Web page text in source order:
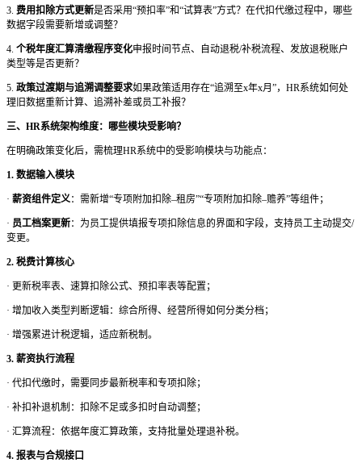
3. 费用扣除方式更新是否采用“预扣率”和“试算表”方式？在代扣代缴过程中，哪些
数据字段需要新增或调整？
4. 个税年度汇算清缴程序变化申报时间节点、自动退税/补税流程、发放退税账户
类型等是否更新？
5. 政策过渡期与追溯调整要求如果政策适用存在“追溯至x年x月”，HR系统如何处
理旧数据重新计算、追溯补差或员工补报？
三、 HR系统架构维度：哪些模块受影响？
在明确政策变化后，需梳理HR系统中的受影响模块与功能点：
1. 数据输入模块
· 薪资组件定义：需新增“专项附加扣除–租房”“专项附加扣除–赡养”等组件；
· 员工档案更新：为员工提供填报专项扣除信息的界面和字段，支持员工主动提交/
变更。
2. 税费计算核心
· 更新税率表、速算扣除公式、预扣率表等配置；
· 增加收入类型判断逻辑：综合所得、经营所得如何分类分档；
· 增强累进计税逻辑，适应新税制。
3. 薪资执行流程
· 代扣代缴时，需要同步最新税率和专项扣除；
· 补扣补退机制：扣除不足或多扣时自动调整；
· 汇算流程：依据年度汇算政策，支持批量处理退补税。
4. 报表与合规接口